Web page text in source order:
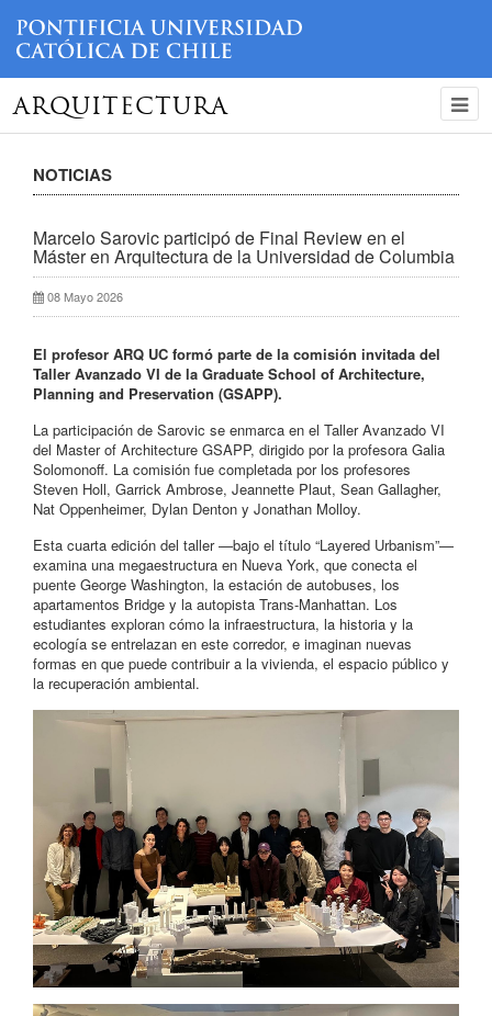
ARQUITECTURA
NOTICIAS
Marcelo Sarovic participó de Final Review en el
Máster en Arquitectura de la Universidad de Columbia
08 Mayo 2026
El profesor ARQ UC formó parte de la comisión invitada del
Taller Avanzado VI de la Graduate School of Architecture,
Planning and Preservation (GSAPP).
La participación de Sarovic se enmarca en el Taller Avanzado VI
del Master of Architecture GSAPP, dirigido por la profesora Galia
Solomonoff. La comisión fue completada por los profesores
Steven Holl, Garrick Ambrose, Jeannette Plaut, Sean Gallagher,
Nat Oppenheimer, Dylan Denton y Jonathan Molloy.
Esta cuarta edición del taller —bajo el título “Layered Urbanism”—
examina una megaestructura en Nueva York, que conecta el
puente George Washington, la estación de autobuses, los
apartamentos Bridge y la autopista Trans-Manhattan. Los
estudiantes exploran cómo la infraestructura, la historia y la
ecología se entrelazan en este corredor, e imaginan nuevas
formas en que puede contribuir a la vivienda, el espacio público y
la recuperación ambiental.